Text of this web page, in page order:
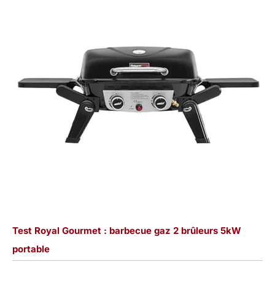
Test Royal Gourmet : barbecue gaz 2 brûleurs 5kW
portable